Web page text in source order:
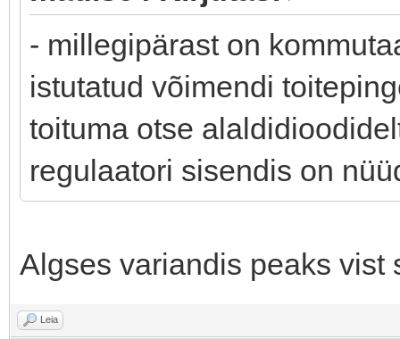
- millegipärast on
istutatud võimendi
toituma otse
regulaatori sisendis on
Algses variandis peaks vist
Leia